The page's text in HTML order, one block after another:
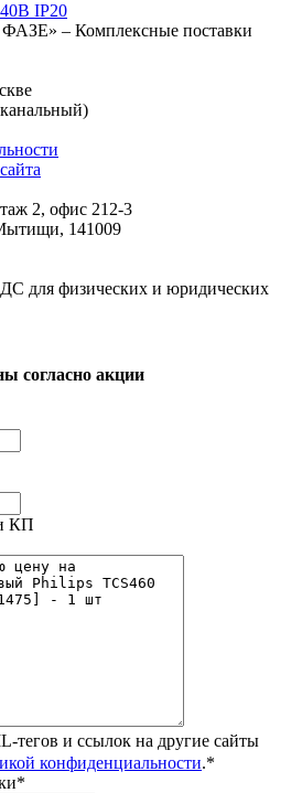
IP20
– Комплексные поставки
2, офис 212-3
, 141009
для физических и юридических
согласно акции
КП
тегов и ссылок на другие сайты
конфиденциальности.*
*